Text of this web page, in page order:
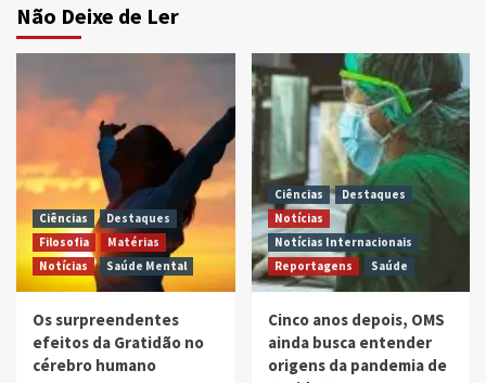
Não Deixe de Ler
Ciências
Destaques
Filosofia
Matérias
Notícias
Saúde Mental
Os surpreendentes
efeitos da Gratidão no
cérebro humano
Ciências
Destaques
Notícias
Notícias Internacionais
Reportagens
Saúde
Cinco anos depois, OMS
ainda busca entender
origens da pandemia de